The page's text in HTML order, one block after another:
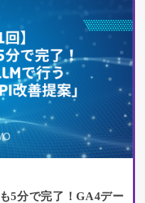
5分で完了！GA4デー